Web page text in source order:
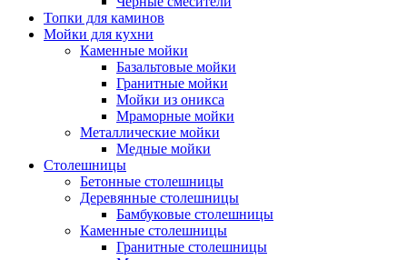
Топки для каминов
Мойки для кухни
Каменные мойки
Базальтовые мойки
Гранитные мойки
Мойки из оникса
Мраморные мойки
Металлические мойки
Медные мойки
Столешницы
Бетонные столешницы
Деревянные столешницы
Бамбуковые столешницы
Каменные столешницы
Гранитные столешницы